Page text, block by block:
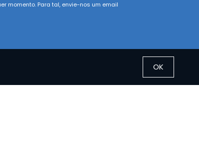
momento. Para tal, envie-nos um email
OK